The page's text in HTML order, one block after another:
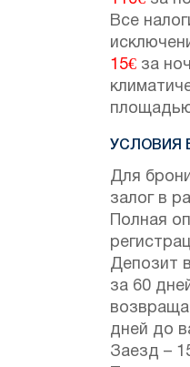
Все
15€ за
УСЛОВИЯ
Для
залог в
Полная
Депозит
за 60
дней до
Заезд –